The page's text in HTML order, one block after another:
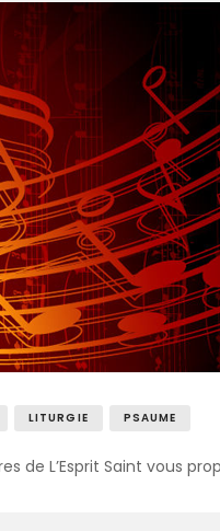
LITURGIE PSAUME
de L’Esprit Saint vous